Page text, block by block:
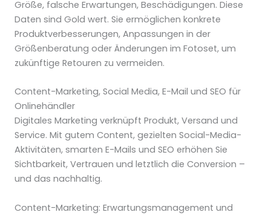
Größe, falsche Erwartungen, Beschädigungen. Diese
Daten sind Gold wert. Sie ermöglichen konkrete
Produktverbesserungen, Anpassungen in der
Größenberatung oder Änderungen im Fotoset, um
zukünftige Retouren zu vermeiden.
Content-Marketing, Social Media, E-Mail und SEO für
Onlinehändler
Digitales Marketing verknüpft Produkt, Versand und
Service. Mit gutem Content, gezielten Social-Media-
Aktivitäten, smarten E-Mails und SEO erhöhen Sie
Sichtbarkeit, Vertrauen und letztlich die Conversion –
und das nachhaltig.
Content-Marketing: Erwartungsmanagement und